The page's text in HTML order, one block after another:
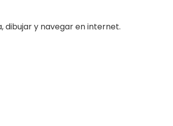
dibujar y navegar en internet.